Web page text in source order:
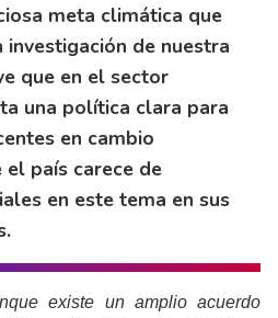
meta climática que
investigación de nuestra
que en el sector
una política clara para
en cambio
país carece de
en este tema en sus
existe un amplio acuerdo